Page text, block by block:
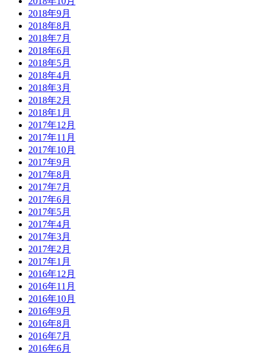
2018年9月
2018年8月
2018年7月
2018年6月
2018年5月
2018年4月
2018年3月
2018年2月
2018年1月
2017年12月
2017年11月
2017年10月
2017年9月
2017年8月
2017年7月
2017年6月
2017年5月
2017年4月
2017年3月
2017年2月
2017年1月
2016年12月
2016年11月
2016年10月
2016年9月
2016年8月
2016年7月
2016年6月